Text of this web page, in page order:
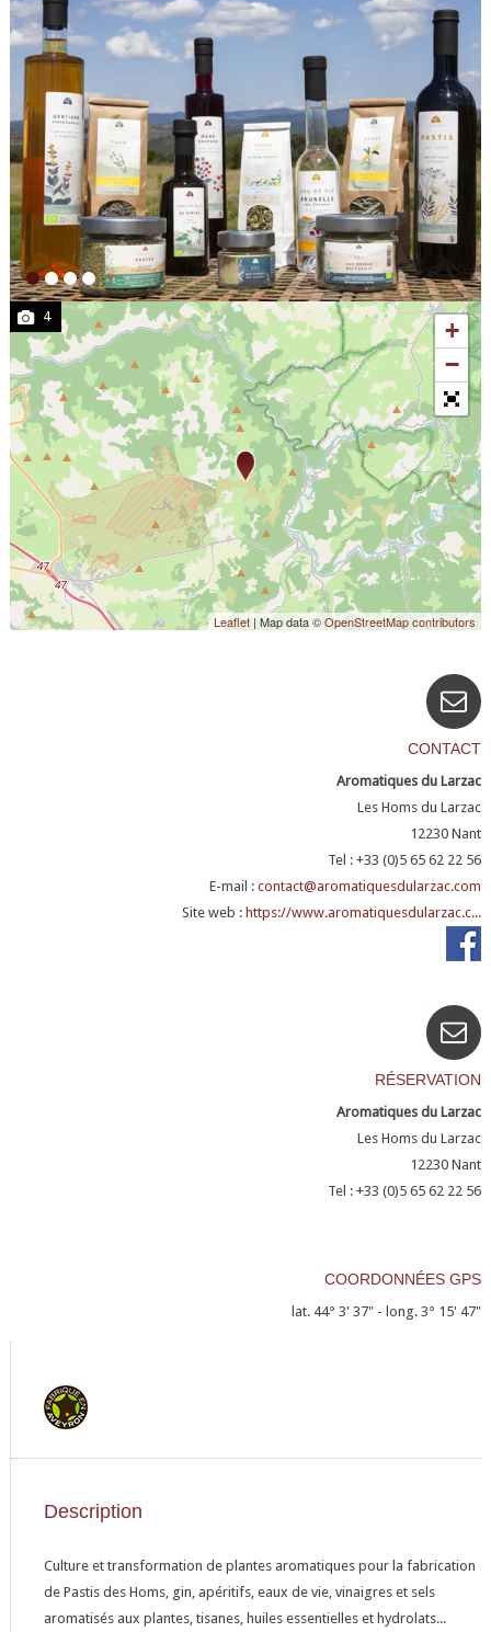
4
+
−
Leaflet | Map data ©OpenStreetMap contributors
CONTACT
Aromatiques du Larzac
Les Homs du Larzac
12230 Nant
Tel : +33 (0)5 65 62 22 56
E-mail : contact@aromatiquesdularzac.com
Site web : https://www.aromatiquesdularzac.c...
RÉSERVATION
Aromatiques du Larzac
Les Homs du Larzac
12230 Nant
Tel : +33 (0)5 65 62 22 56
COORDONNÉES GPS
lat. 44° 3' 37" - long. 3° 15' 47"
Description
Culture et transformation de plantes aromatiques pour la fabrication
de Pastis des Homs, gin, apéritifs, eaux de vie, vinaigres et sels
aromatisés aux plantes, tisanes, huiles essentielles et hydrolats...